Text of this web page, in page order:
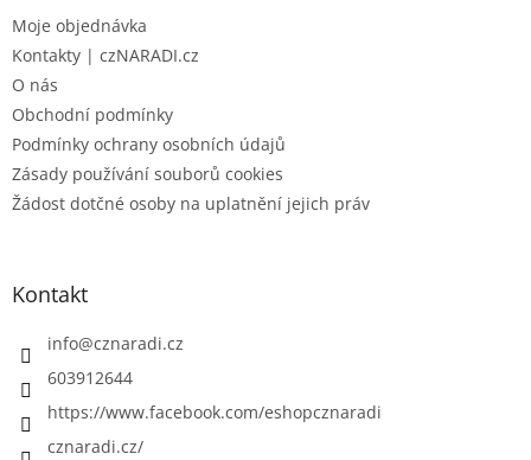
Moje objednávka
Kontakty | czNARADI.cz
O nás
Obchodní podmínky
Podmínky ochrany osobních údajů
Zásady používání souborů cookies
Žádost dotčné osoby na uplatnění jejich práv
Kontakt
info@cznaradi.cz
603912644
https://www.facebook.com/eshopcznaradi
cznaradi.cz/